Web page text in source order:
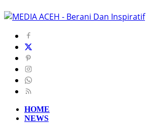
HOME
NEWS